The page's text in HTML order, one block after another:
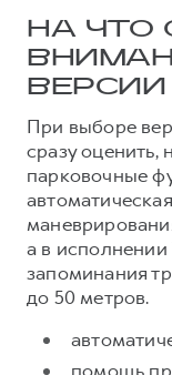
НА ЧТО
ВЕРСИИ
При выборе
сразу оценить,
парковочные
а в
запоминания
до 50 метров.